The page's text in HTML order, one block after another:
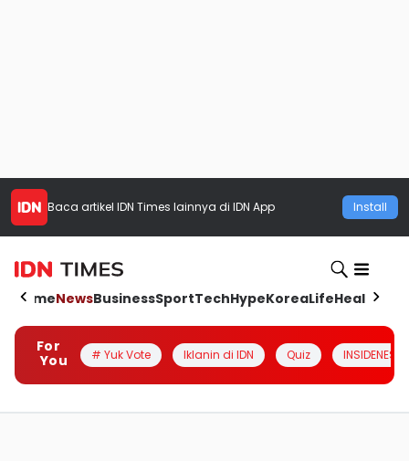
Baca artikel IDN Times lainnya di IDN App Install
HomeNewsBusinessSportTechHypeKoreaLifeHealth
For
You
# Yuk Vote Iklanin di IDN Quiz INSIDENESIA